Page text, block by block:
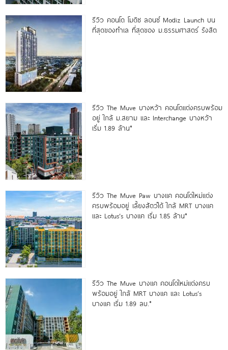
รีวิว คอนโด โมดิซ ลอนซ์ Modiz Launch บน
ที่สุดของทำเล ที่สุดของ ม.ธรรมศาสตร์ รังสิต
รีวิว The Muve บางหว้า คอนโดแต่งครบพร้อม
อยู่ ใกล้ ม.สยาม และ Interchange บางหว้า
เริ่ม 1.89 ล้าน*
รีวิว The Muve Paw บางแค คอนโดใหม่แต่ง
ครบพร้อมอยู่ เลี้ยงสัตว์ได้ ใกล้ MRT บางแค
และ Lotus’s บางแค เริ่ม 1.85 ล้าน*
รีวิว The Muve บางแค คอนโดใหม่แต่งครบ
พร้อมอยู่ ใกล้ MRT บางแค และ Lotus’s
บางแค เริ่ม 1.89 ลบ.*